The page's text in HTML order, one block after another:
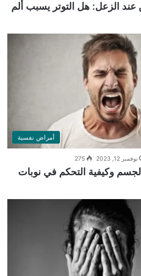
الزعل: هل التوتر يسبب ألم
أمراض نفسية
نوفمبر 12, 2023 275
وكيفية التحكم في نوبات